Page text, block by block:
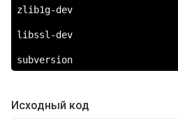
zlib1g-dev
libssl-dev
subversion
Исходный код